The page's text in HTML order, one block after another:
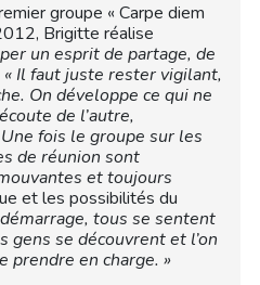
groupe « Carpe diem
Brigitte réalise
un esprit de partage, de
« Il faut juste rester vigilant,
On développe ce qui ne
de l’autre,
fois le groupe sur les
de réunion sont
et toujours
et les possibilités du
tous se sentent
gens se découvrent et l’on
prendre en charge. »